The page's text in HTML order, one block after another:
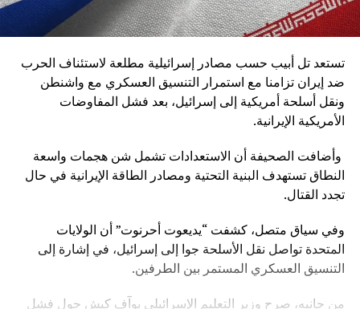
تستعد تل أبيب حسب مصادر إسرائيلية مطلعة لاستئناف الحرب
ضد إيران تزامنا مع استمرار التنسيق العسكري مع واشنطن
ونقل أسلحة أمريكية إلى إسرائيل، بعد فشل المفاوضات
الأمريكية الإيرانية.
وأضافت الصحيفة أن الاستعدادات تشمل شن هجمات واسعة
النطاق تستهدف البنية التحتية ومصادر الطاقة الإيرانية في حال
تجدد القتال.
وفي سياق متصل، كشفت “يديعوت أحرنوت” أن الولايات
المتحدة تواصل نقل الأسلحة جوا إلى إسرائيل، في إشارة إلى
التنسيق العسكري المستمر بين الطرفين.
من جانبه، صرح وزير التعليم الإسرائيلي يوآف كيش حول فشل